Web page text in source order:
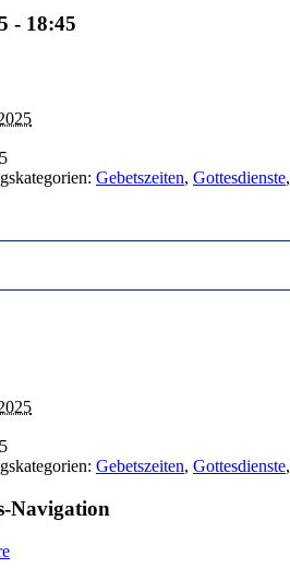
- 18:45
Gebetszeiten, Gottesdienste,
Gebetszeiten, Gottesdienste,
Navigation